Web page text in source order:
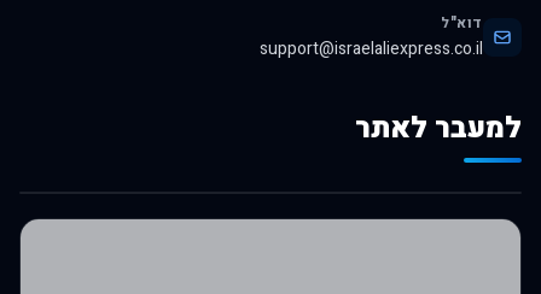
דוא"ל
support@israelaliexpress.co.il
למעבר לאתר
לרכישה באלי אקספרס